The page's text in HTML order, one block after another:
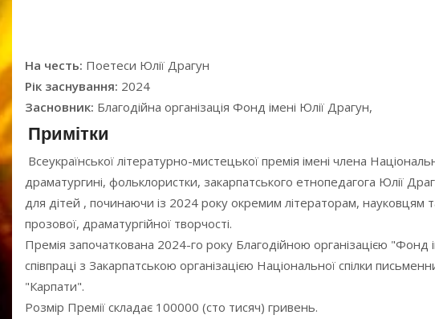
На честь: Поетеси Юлії Драгун
Рік заснування: 2024
Засновник: Благодійна організація Фонд імені Юлії Драгун,
Примітки
Всеукраїнської літературно-мистецької премія імені члена
драматургині, фольклористки, закарпатського етнопедагога Юлії
для дітей , починаючи із 2024 року окремим літераторам, науковцям
прозової, драматургійної творчості.
Премія започаткована 2024-го року Благодійною організацією
співпраці з Закарпатською організацією Національної спілки
"Карпати".
Розмір Премії складає 100000 (сто тисяч) гривень.